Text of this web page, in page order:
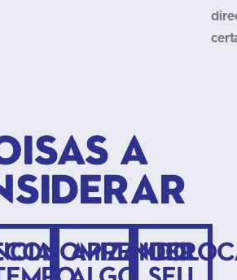
a
Aprender